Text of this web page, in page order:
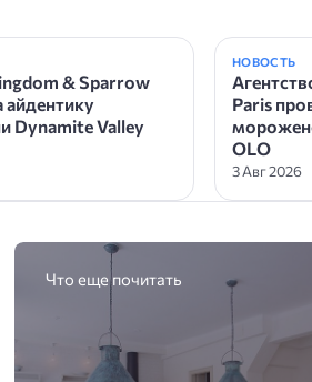
& Sparrow
айдентику
Dynamite Valley
НОВОСТЬ
Paris
OLO
3 Авг 2026
Что еще почитать